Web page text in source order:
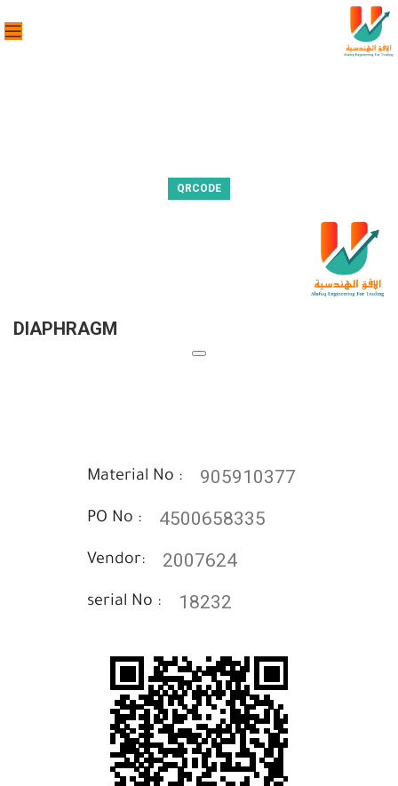
QRCODE
DIAPHRAGM
Material No : 905910377
PO No : 4500658335
Vendor: 2007624
serial No : 18232